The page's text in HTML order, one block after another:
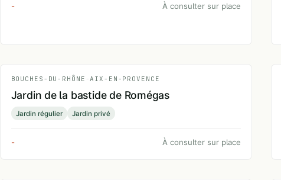
- À consulter sur place
BOUCHES-DU-RHÔNE - AIX-EN-PROVENCE
Jardin de la bastide de Romégas
Jardin régulier Jardin privé
- À consulter sur place